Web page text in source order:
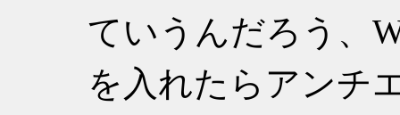
ていうんだろう、
を入れたらアンチ